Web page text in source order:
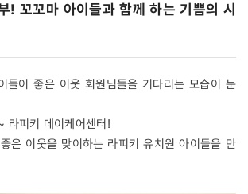
! 꼬꼬마 아이들과 함께 하는 기쁨의 시
들이 좋은 이웃 회원님들을 기다리는 모습이 눈
라피키 데이케어센터!
은 이웃을 맞이하는 라피키 유치원 아이들을 만